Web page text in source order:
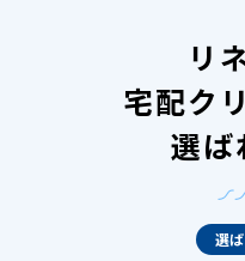
リ
宅配ク
選ば
選